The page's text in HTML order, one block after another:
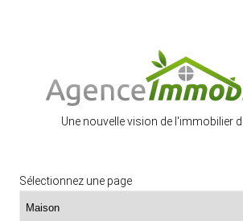
Une nouvelle vision de l'immobilier
Sélectionnez une page